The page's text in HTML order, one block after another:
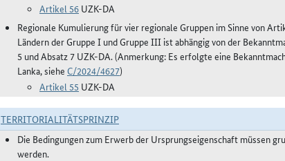
Artikel 56 UZK-DA
Regionale Kumulierung für vier regionale Gruppen im Sinne von
Ländern der Gruppe I und Gruppe III ist abhängig von der
5 und Absatz 7 UZK-DA. (Anmerkung: Es erfolgte eine
Lanka, siehe C/2024/4627)
Artikel 55 UZK-DA
TERRITORIALITÄTSPRINZIP
Die Bedingungen zum Erwerb der Ursprungseigenschaft müssen
werden.